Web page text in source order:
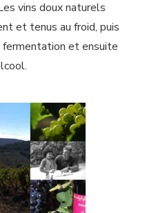
vins doux naturels
et tenus au froid, puis
fermentation et ensuite